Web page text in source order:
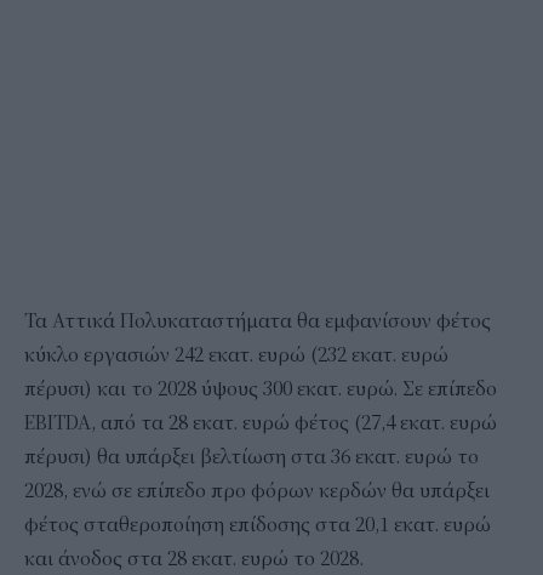
Τα Αττικά Πολυκαταστήματα θα εμφανίσουν φέτος
κύκλο εργασιών 242 εκατ. ευρώ (232 εκατ. ευρώ
πέρυσι) και το 2028 ύψους 300 εκατ. ευρώ. Σε επίπεδο
EBITDA, από τα 28 εκατ. ευρώ φέτος (27,4 εκατ. ευρώ
πέρυσι) θα υπάρξει βελτίωση στα 36 εκατ. ευρώ το
2028, ενώ σε επίπεδο προ φόρων κερδών θα υπάρξει
φέτος σταθεροποίηση επίδοσης στα 20,1 εκατ. ευρώ
και άνοδος στα 28 εκατ. ευρώ το 2028.